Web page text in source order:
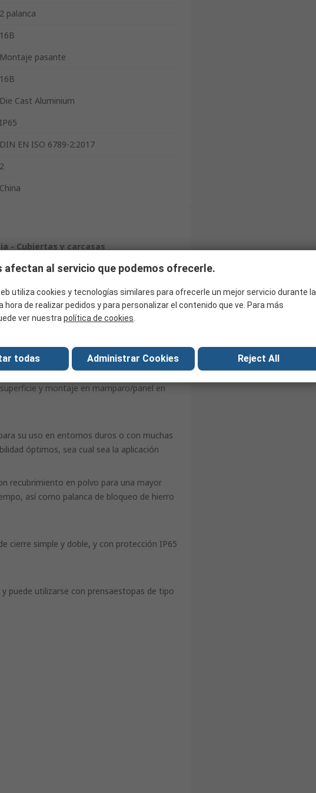
palanca
pasante
Cast Aluminium
EN ISO 6789-2:2017
- Cubiertas y carcasas
carcasas, fabricadas con material de
recubrimiento en polvo, garantizan un
opciones para adaptarse a aplicaciones
grandes vibraciones, lo que las hace
a presión de zinc con clasificación IP65.
sí de forma segura. La gama ofrece
y montaje en mamparo/panel en
su uso en entornos duros o con muchas
óptimos, sea cual sea la aplicación
recubrimiento en polvo para una mayor
así como palanca de bloqueo de hierro
cierre simple y doble, y con protección IP65
puede utilizarse con prensaestopas de tipo
afectan al servicio que podemos ofrecerle.
utiliza cookies y tecnologías similares para ofrecerle un mejor servicio durante la
hora de realizar pedidos y para personalizar el contenido que ve. Para más
ver nuestra política de cookies
todas Administrar Cookies Reject All